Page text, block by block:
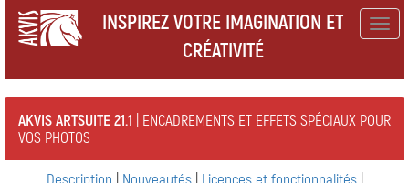
INSPIREZ VOTRE IMAGINATION ET
CRÉATIVITÉ
AKVIS ARTSUITE 21.1 | ENCADREMENTS ET EFFETS SPÉCIAUX POUR
VOS PHOTOS